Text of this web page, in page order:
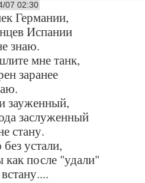
07 02:30
Германии,
Испании
знаю.
мне танк,
заранее
зауженный,
заслуженный
стану.
устали,
как после "удали"